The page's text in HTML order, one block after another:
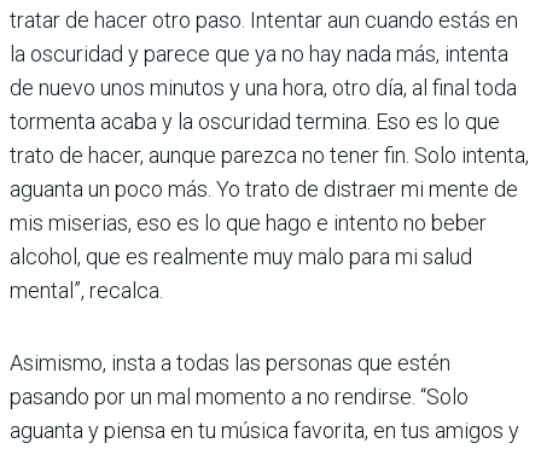
tratar de hacer otro paso. Intentar aun cuando estás en
la oscuridad y parece que ya no hay nada más, intenta
de nuevo unos minutos y una hora, otro día, al final toda
tormenta acaba y la oscuridad termina. Eso es lo que
trato de hacer, aunque parezca no tener fin. Solo intenta,
aguanta un poco más. Yo trato de distraer mi mente de
mis miserias, eso es lo que hago e intento no beber
alcohol, que es realmente muy malo para mi salud
mental”, recalca.
Asimismo, insta a todas las personas que estén
pasando por un mal momento a no rendirse. “Solo
aguanta y piensa en tu música favorita, en tus amigos y